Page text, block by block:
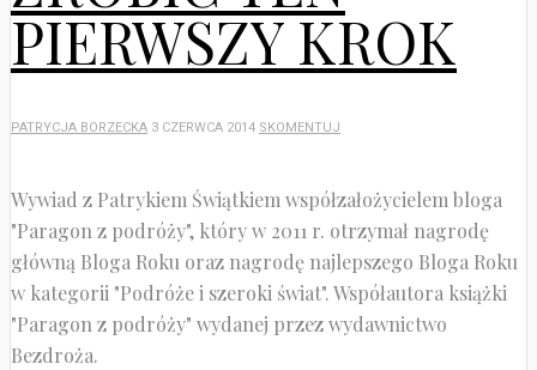
PIERWSZY KROK
PATRYCJA BORZECKA 3 CZERWCA 2014 SKOMENTUJ
Wywiad z Patrykiem Świątkiem współzałożycielem bloga
"Paragon z podróży", który w 2011 r. otrzymał nagrodę
główną Bloga Roku oraz nagrodę najlepszego Bloga Roku
w kategorii "Podróże i szeroki świat". Współautora książki
"Paragon z podróży" wydanej przez wydawnictwo
Bezdroża.